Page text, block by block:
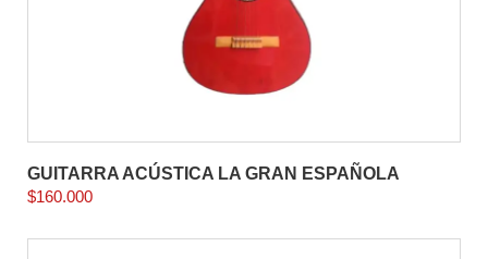
GUITARRA ACÚSTICA LA GRAN ESPAÑOLA
$160.000